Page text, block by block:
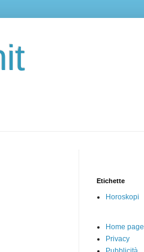
Etichette
Horoskopi
Home page
Privacy